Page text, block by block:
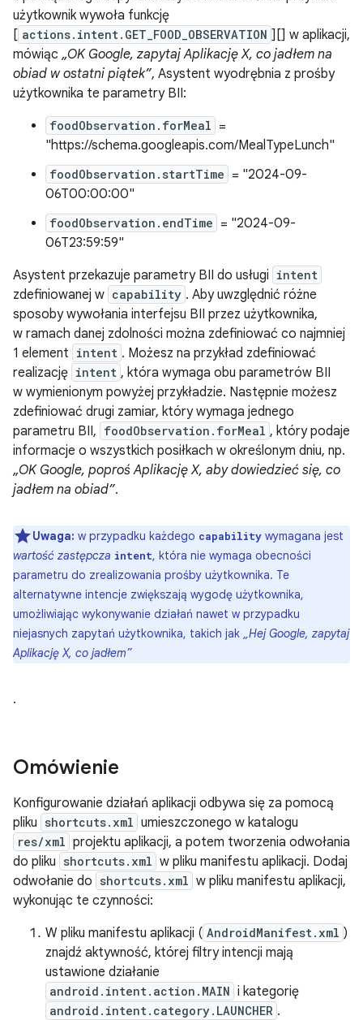
użytkownik wywoła funkcję
[ actions.intent.GET_FOOD_OBSERVATION ][] w aplikacji,
mówiąc „OK Google, zapytaj Aplikację X, co jadłem na
obiad w ostatni piątek”, Asystent wyodrębnia z prośby
użytkownika te parametry BII:
foodObservation.forMeal =
"https://schema.googleapis.com/MealTypeLunch"
foodObservation.startTime = "2024-09-
06T00:00:00"
foodObservation.endTime = "2024-09-
06T23:59:59"
Asystent przekazuje parametry BII do usługi intent
zdefiniowanej w capability . Aby uwzględnić różne
sposoby wywołania interfejsu BII przez użytkownika,
w ramach danej zdolności można zdefiniować co najmniej
1 element intent . Możesz na przykład zdefiniować
realizację intent , która wymaga obu parametrów BII
w wymienionym powyżej przykładzie. Następnie możesz
zdefiniować drugi zamiar, który wymaga jednego
parametru BII, foodObservation.forMeal , który podaje
informacje o wszystkich posiłkach w określonym dniu, np.
„OK Google, poproś Aplikację X, aby dowiedzieć się, co
jadłem na obiad”.
Uwaga: w przypadku każdego capability wymagana jest
wartość zastępcza intent, która nie wymaga obecności
parametru do zrealizowania prośby użytkownika. Te
alternatywne intencje zwiększają wygodę użytkownika,
umożliwiając wykonywanie działań nawet w przypadku
niejasnych zapytań użytkownika, takich jak „Hej Google, zapytaj
Aplikację X, co jadłem”
.
Omówienie
Konfigurowanie działań aplikacji odbywa się za pomocą
pliku shortcuts.xml umieszczonego w katalogu
res/xml projektu aplikacji, a potem tworzenia odwołania
do pliku shortcuts.xml w pliku manifestu aplikacji. Dodaj
odwołanie do shortcuts.xml w pliku manifestu aplikacji,
wykonując te czynności:
W pliku manifestu aplikacji ( AndroidManifest.xml )
znajdź aktywność, której filtry intencji mają
ustawione działanie
android.intent.action.MAIN i kategorię
android.intent.category.LAUNCHER .